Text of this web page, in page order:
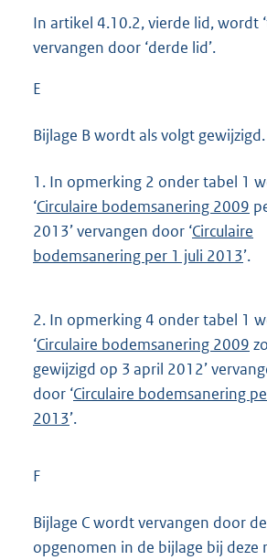
In artikel 4.10.2, vierde lid, wordt
vervangen door ‘derde lid’.
E
Bijlage B wordt als volgt gewijzigd.
1. In opmerking 2 onder tabel 1
‘Circulaire bodemsanering 2009
2013’ vervangen door ‘Circulaire
bodemsanering per 1 juli 2013’.
2. In opmerking 4 onder tabel 1
‘Circulaire bodemsanering 2009
gewijzigd op 3 april 2012’
door ‘Circulaire bodemsanering
2013’.
F
Bijlage C wordt vervangen door
opgenomen in de bijlage bij deze